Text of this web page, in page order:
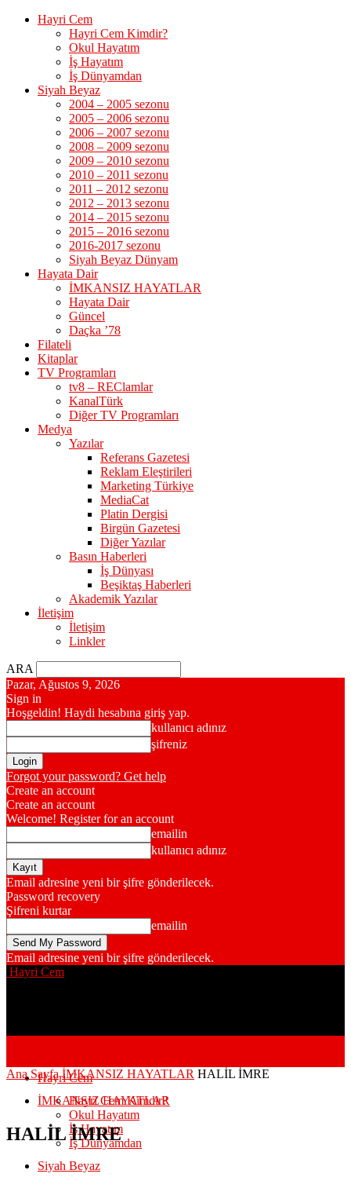
Hayri Cem
Hayri Cem Kimdir?
Okul Hayatım
İş Hayatım
İş Dünyamdan
Siyah Beyaz
2004 – 2005 sezonu
2005 – 2006 sezonu
2006 – 2007 sezonu
2008 – 2009 sezonu
2009 – 2010 sezonu
2010 – 2011 sezonu
2011 – 2012 sezonu
2012 – 2013 sezonu
2014 – 2015 sezonu
2015 – 2016 sezonu
2016-2017 sezonu
Siyah Beyaz Dünyam
Hayata Dair
İMKANSIZ HAYATLAR
Hayata Dair
Güncel
Daçka ’78
Filateli
Kitaplar
TV Programları
tv8 – REClamlar
KanalTürk
Diğer TV Programları
Medya
Yazılar
Referans Gazetesi
Reklam Eleştirileri
Marketing Türkiye
MediaCat
Platin Dergisi
Birgün Gazetesi
Diğer Yazılar
Basın Haberleri
İş Dünyası
Beşiktaş Haberleri
Akademik Yazılar
İletişim
İletişim
Linkler
ARA
Pazar, Ağustos 9, 2026
Sign in
Hoşgeldin! Haydi hesabına giriş yap.
kullanıcı adınız
şifreniz
Forgot your password? Get help
Create an account
Create an account
Welcome! Register for an account
emailin
kullanıcı adınız
Email adresine yeni bir şifre gönderilecek.
Password recovery
Şifreni kurtar
emailin
Email adresine yeni bir şifre gönderilecek.
Hayri Cem
Hayri Cem
Hayri Cem Kimdir?
Okul Hayatım
İş Hayatım
İş Dünyamdan
Siyah Beyaz
Ana Sayfa İMKANSIZ HAYATLAR HALİL İMRE
İMKANSIZ HAYATLAR
HALİL İMRE